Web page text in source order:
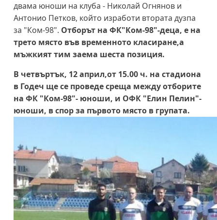
двама юноши на клуба - Николай Огнянов и
Антонио Петков, който изработи втората дузпа
за "Ком-98". Отборът на ФК"Ком-98"-деца, е на
трето място във временното класиране,а
мъжкият тим заема шеста позиция.
В четвъртък, 12 април,от 15.00 ч. на стадиона
в Годеч ще се проведе среща между отборите
на ФК "Ком-98"- юноши, и ОФК "Елин Пелин"-
юноши, в спор за първото място в групата.